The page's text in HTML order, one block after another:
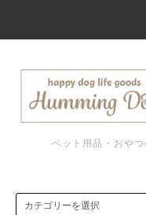
ペット用品・おや